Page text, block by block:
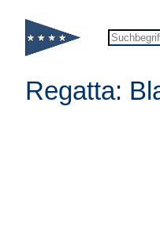
Zum
Inhalt
springen
Suchen
Regatta: